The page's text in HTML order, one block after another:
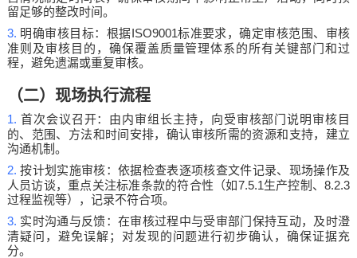
留足够的整改时间。
3. 明确审核目标：根据ISO9001标准要求，确定审核范围、审核
准则及审核目的，确保覆盖质量管理体系的所有关键部门和过
程，避免遗漏或重复审核。
（二）现场执行流程
1. 首次会议召开：由内审组长主持，向受审核部门说明审核目
的、范围、方法和时间安排，确认审核所需的资源和支持，建立
沟通机制。
2.按计划实施审核：依据检查表逐项核查文件记录、现场操作及
人员访谈，重点关注标准条款的符合性（如7.5.1生产控制、8.2.3
过程监视等），记录不符合项。
3. 实时沟通与反馈：在审核过程中与受审部门保持互动，及时澄
清疑问，避免误解；对发现的问题进行初步确认，确保证据充
分。